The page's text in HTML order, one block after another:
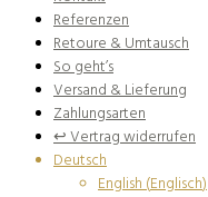
Referenzen
Retoure & Umtausch
So geht’s
Versand & Lieferung
Zahlungsarten
↩︎ Vertrag widerrufen
Deutsch
English(Englisch)